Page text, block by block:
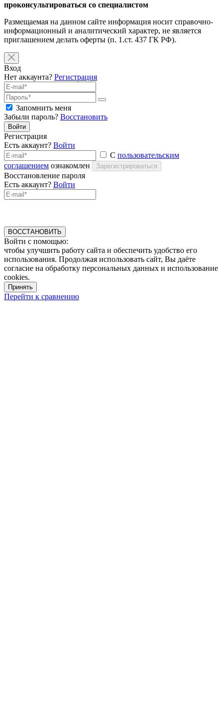
проконсультироваться со специалистом
Размещаемая на данном сайте информация носит справочно-
информационный и аналитический характер, не является
приглашением делать оферты (п. 1.ст. 437 ГК РФ).
Вход
Нет аккаунта? Регистрация
Запомнить меня
Забыли пароль? Восстановить
Войти
Регистрация
Есть аккаунт? Войти
С пользовательским
соглашением ознакомлен Зарегистрироваться
Восстановление пароля
Есть аккаунт? Войти
ВОССТАНОВИТЬ
Войти с помощью:
чтобы улучшить работу сайта и обеспечить удобство его
использования. Продолжая использовать сайт, Вы даёте
согласие на обработку персональных данных и использование
cookies.
Принять
Перейти к сравнению